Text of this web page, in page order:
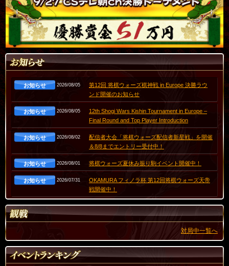
お知らせ 2026/08/05
第12回 将棋ウォーズ棋神戦 in Europe 決勝ラウ
ンド開催のお知らせ
お知らせ 2026/08/05
12th Shogi Wars Kishin Tournament in Europe –
Final Round and Top Player Introduction
お知らせ 2026/08/02
配信者大会「将棋ウォーズ配信者新星戦」を開催
＆8/8までエントリー受付中！
お知らせ 2026/08/01 将棋ウォーズ夏休み振り駒イベント開催中！
お知らせ 2026/07/31
OKAMURA フィノラ杯 第12回将棋ウォーズ天帝
戦開催中！
お知らせ 2026/07/31 8月の将棋ウォーズ指導対局棋士のお知らせ
お知らせ 2026/07/23 将棋ウォーズ機能アップデートのお知らせ
お知らせ 2026/07/22 マイナビ出版新刊書籍のお知らせ(PR)
お知らせ 2026/05/08
【お知らせ】将棋ウォーズの棋譜・対局データの
対局中一覧へ